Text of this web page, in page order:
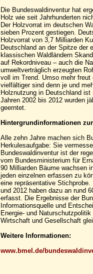
Die Bundeswaldinventur hat
Holz wie seit Jahrhunderten
Der Holzvorrat im deutschen
sieben Prozent gestiegen.
Holzvorrat von 3,7 Milliarden
Deutschland an der Spitze der
klassischen Waldländern
auf Rekordniveau – auch die
umweltverträglich erzeugten
voll im Trend. Umso mehr
vielfältiger sind denn je und
Holznutzung in Deutschland
Jahren 2002 bis 2012 wurden
geerntet.
Hintergrundinformationen
Alle zehn Jahre machen sich
Herkulesaufgabe: Sie
Bundeswaldinventur ist der
vom Bundesministerium für
90 Milliarden Bäume wachsen
jeden einzelnen erfassen zu
eine repräsentative
und 2012 haben dazu an rund
erfasst. Die Ergebnisse der
Informationsquelle und
Energie- und
Wirtschaft und Gesellschaft
Weitere Informationen:
www.bmel.de/